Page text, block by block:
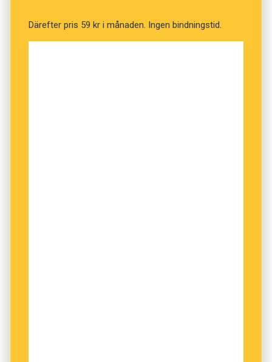
Därefter pris 59 kr i månaden. Ingen bindningstid.